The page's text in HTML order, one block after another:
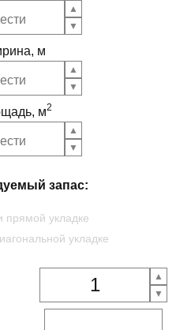
м
м2
запас:
прямой укладке
укладке